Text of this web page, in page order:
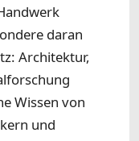
daran
Architektur,
Wissen von
und